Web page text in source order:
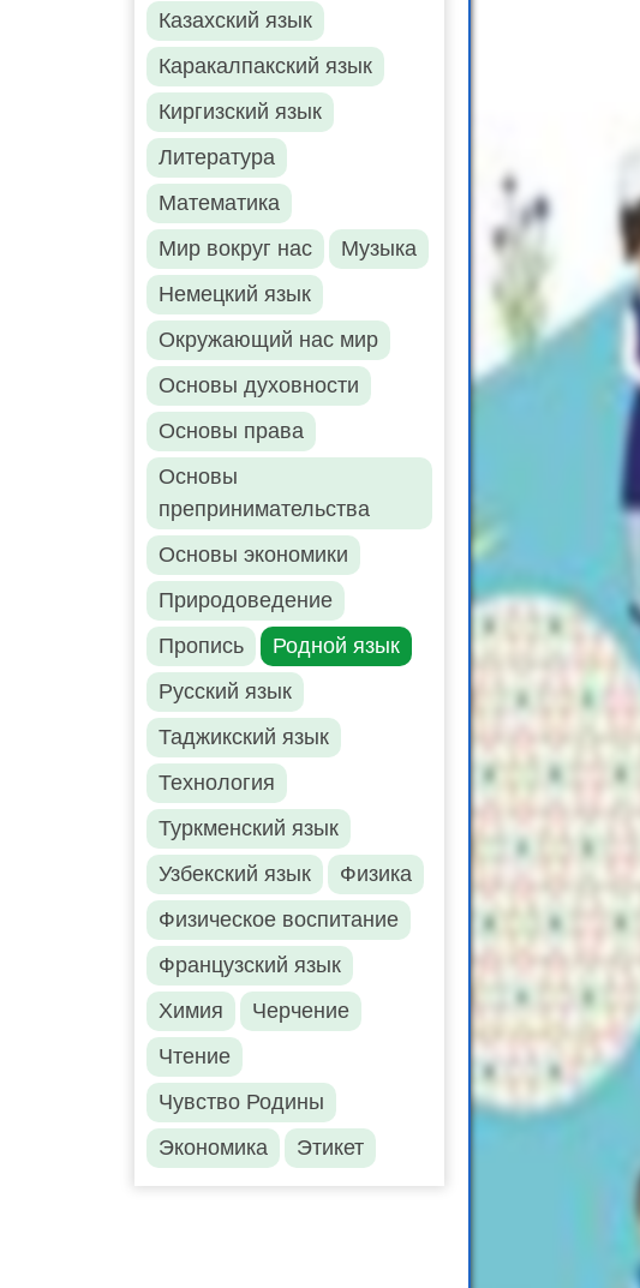
Казахский язык
Каракалпакский язык
Киргизский язык
Литература
Математика
Мир вокруг нас
Музыка
Немецкий язык
Окружающий нас мир
Основы духовности
Основы права
Основы
препринимательства
Основы экономики
Природоведение
Пропись
Родной язык
Русский язык
Таджикский язык
Технология
Туркменский язык
Узбекский язык
Физика
Физическое воспитание
Французский язык
Химия
Черчение
Чтение
Чувство Родины
Экономика
Этикет